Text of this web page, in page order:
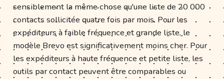
sensiblement la même chose qu'une liste de 20 000
contacts sollicitée quatre fois par mois. Pour les
expéditeurs à faible fréquence et grande liste, le
modèle Brevo est significativement moins cher. Pour
les expéditeurs à haute fréquence et petite liste, les
outils par contact peuvent être comparables ou